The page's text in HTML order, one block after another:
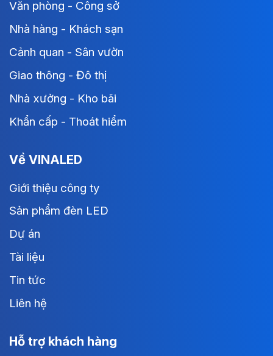
Văn phòng - Công sở
Nhà hàng - Khách sạn
Cảnh quan - Sân vườn
Giao thông - Đô thị
Nhà xưởng - Kho bãi
Khẩn cấp - Thoát hiểm
Về VINALED
Giới thiệu công ty
Sản phẩm đèn LED
Dự án
Tài liệu
Tin tức
Liên hệ
Hỗ trợ khách hàng